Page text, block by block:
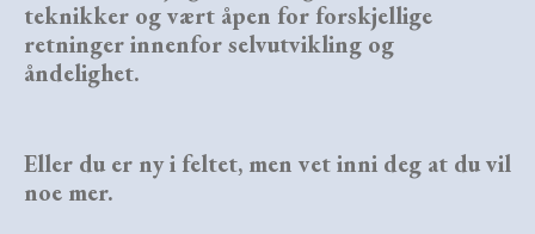
teknikker og vært åpen for forskjellige
retninger innenfor selvutvikling og
åndelighet.
Eller du er ny i feltet, men vet inni deg at du vil
noe mer.